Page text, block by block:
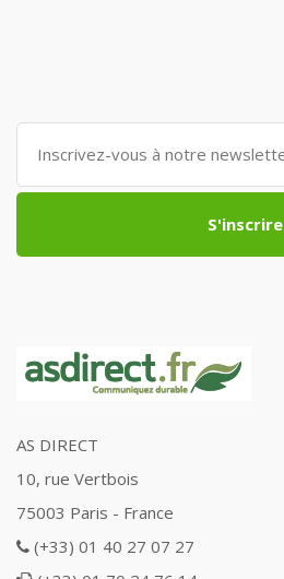
S'inscrire
AS DIRECT
10, rue Vertbois
75003 Paris - France
(+33) 01 40 27 07 27